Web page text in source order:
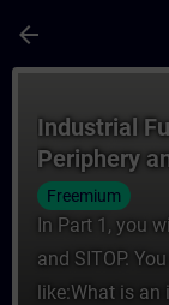
arrow_back
Industrial
Periphery
Freemium
In Part 1, you
and SITOP.
like:What is an